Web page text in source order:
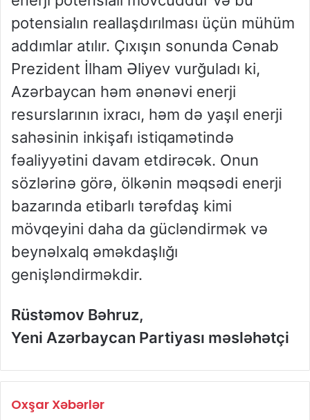
potensialın reallaşdırılması üçün mühüm
addımlar atılır. Çıxışın sonunda Cənab
Prezident İlham Əliyev vurğuladı ki,
Azərbaycan həm ənənəvi enerji
resurslarının ixracı, həm də yaşıl enerji
sahəsinin inkişafı istiqamətində
fəaliyyətini davam etdirəcək. Onun
sözlərinə görə, ölkənin məqsədi enerji
bazarında etibarlı tərəfdaş kimi
mövqeyini daha da gücləndirmək və
beynəlxalq əməkdaşlığı
genişləndirməkdir.
Rüstəmov Bəhruz,
Yeni Azərbaycan Partiyası məsləhətçi
Oxşar Xəbərlər